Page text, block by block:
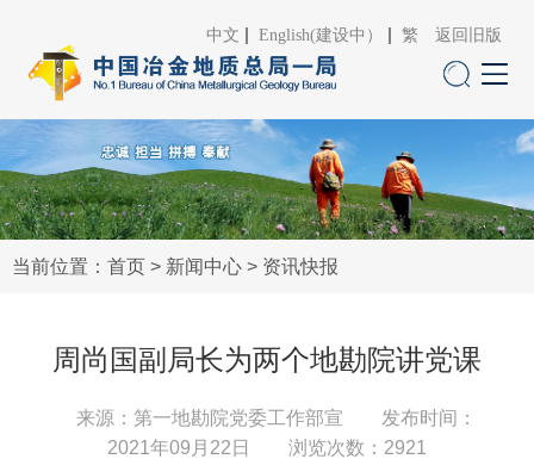
中文 English(建设中） 繁 返回旧版
当前位置： 首页 > 新闻中心 > 资讯快报
周尚国副局长为两个地勘院讲党课
来源：第一地勘院党委工作部宣 发布时间：
2021年09月22日 浏览次数： 2921